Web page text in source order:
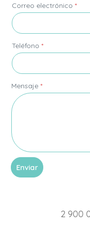
*
T
e
é
o
n
o
Correo electrónico*
Teléfono*
Mensaje*
Enviar
2 900